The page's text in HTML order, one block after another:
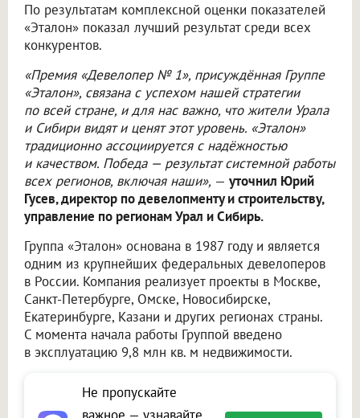
По результатам комплексной оценки показателей
«Эталон» показал лучший результат среди всех
конкурентов.
«Премия «Девелопер № 1», присуждённая Группе
«Эталон», связана с успехом нашей стратегии
по всей стране, и для нас важно, что жители Урала
и Сибири видят и ценят этот уровень. «Эталон»
традиционно ассоциируется с надёжностью
и качеством. Победа — результат системной работы
всех регионов, включая наши», — уточнил Юрий
Гусев, директор по девелопменту и строительству,
управление по регионам Урал и Сибирь.
Группа «Эталон» основана в 1987 году и является
одним из крупнейших федеральных девелоперов
в России. Компания реализует проекты в Москве,
Санкт-Петербурге, Омске, Новосибирске,
Екатеринбурге, Казани и других регионах страны.
С момента начала работы Группой введено
в эксплуатацию 9,8 млн кв. м недвижимости.
Не пропускайте